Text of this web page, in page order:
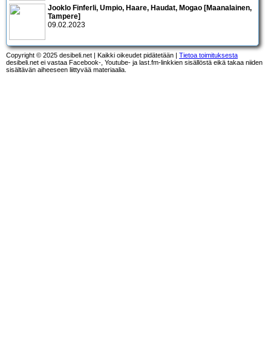
Jooklo Finferli, Umpio, Haare, Haudat, Mogao [Maanalainen,
Tampere]
09.02.2023
Copyright © 2025 desibeli.net | Kaikki oikeudet pidätetään | Tietoa toimituksesta
desibeli.net ei vastaa Facebook-, Youtube- ja last.fm-linkkien sisällöstä eikä takaa niiden
sisältävän aiheeseen liittyvää materiaalia.